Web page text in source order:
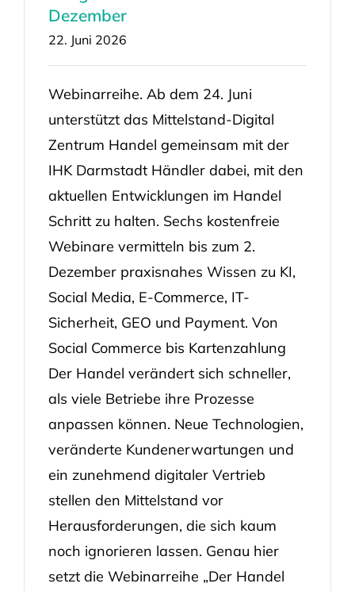
Dezember
22. Juni 2026
Webinarreihe. Ab dem 24. Juni
unterstützt das Mittelstand-Digital
Zentrum Handel gemeinsam mit der
IHK Darmstadt Händler dabei, mit den
aktuellen Entwicklungen im Handel
Schritt zu halten. Sechs kostenfreie
Webinare vermitteln bis zum 2.
Dezember praxisnahes Wissen zu KI,
Social Media, E-Commerce, IT-
Sicherheit, GEO und Payment. Von
Social Commerce bis Kartenzahlung
Der Handel verändert sich schneller,
als viele Betriebe ihre Prozesse
anpassen können. Neue Technologien,
veränderte Kundenerwartungen und
ein zunehmend digitaler Vertrieb
stellen den Mittelstand vor
Herausforderungen, die sich kaum
noch ignorieren lassen. Genau hier
setzt die Webinarreihe „Der Handel